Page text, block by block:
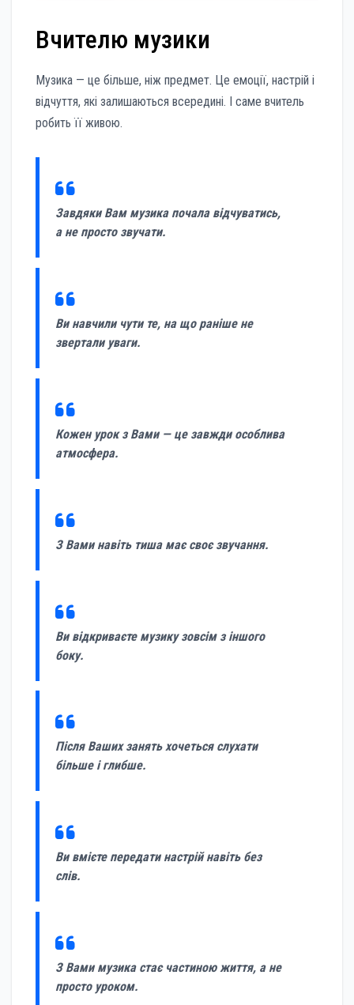
Вчителю музики
Музика — це більше, ніж предмет. Це емоції, настрій і
відчуття, які залишаються всередині. І саме вчитель
робить її живою.
Завдяки Вам музика почала відчуватись,
а не просто звучати.
Ви навчили чути те, на що раніше не
звертали уваги.
Кожен урок з Вами — це завжди особлива
атмосфера.
З Вами навіть тиша має своє звучання.
Ви відкриваєте музику зовсім з іншого
боку.
Після Ваших занять хочеться слухати
більше і глибше.
Ви вмієте передати настрій навіть без
слів.
З Вами музика стає частиною життя, а не
просто уроком.